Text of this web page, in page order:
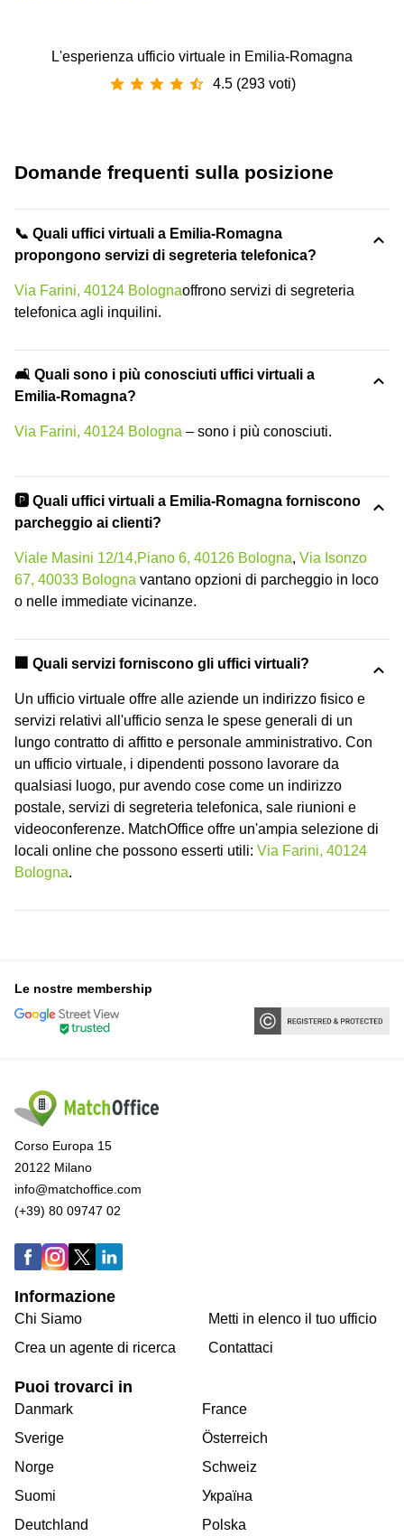
L'esperienza ufficio virtuale in Emilia-Romagna
4.5 (293 voti)
Domande frequenti sulla posizione
📞 Quali uffici virtuali a Emilia-Romagna
propongono servizi di segreteria telefonica?
Via Farini, 40124 Bolognaoffrono servizi di segreteria
telefonica agli inquilini.
🛋️ Quali sono i più conosciuti uffici virtuali a
Emilia-Romagna?
Via Farini, 40124 Bologna – sono i più conosciuti.
🅿️ Quali uffici virtuali a Emilia-Romagna forniscono
parcheggio ai clienti?
Viale Masini 12/14,Piano 6, 40126 Bologna, Via Isonzo
67, 40033 Bologna vantano opzioni di parcheggio in loco
o nelle immediate vicinanze.
🏢 Quali servizi forniscono gli uffici virtuali?
Un ufficio virtuale offre alle aziende un indirizzo fisico e
servizi relativi all'ufficio senza le spese generali di un
lungo contratto di affitto e personale amministrativo. Con
un ufficio virtuale, i dipendenti possono lavorare da
qualsiasi luogo, pur avendo cose come un indirizzo
postale, servizi di segreteria telefonica, sale riunioni e
videoconferenze. MatchOffice offre un'ampia selezione di
locali online che possono esserti utili: Via Farini, 40124
Bologna.
Le nostre membership
Corso Europa 15
20122 Milano
info@matchoffice.com
(+39) 80 09747 02
Informazione
Chi Siamo
Crea un agente di ricerca
Metti in elenco il tuo ufficio
Contattaci
Puoi trovarci in
Danmark
Sverige
Norge
Suomi
Deutchland
France
Österreich
Schweiz
Україна
Polska